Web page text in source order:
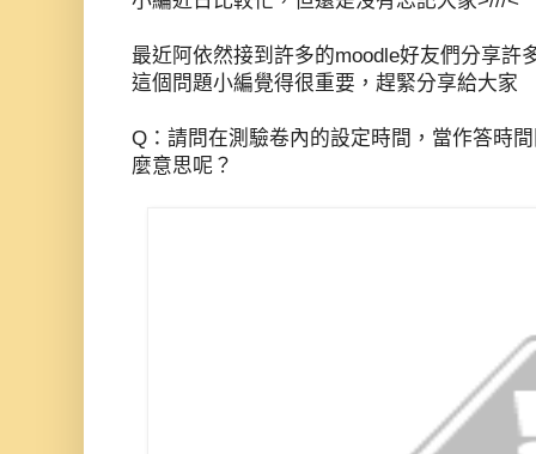
最近阿依然接到許多的moodle好友們分享許
這個問題小編覺得很重要，趕緊分享給大家
Q：請問在測驗卷內的設定時間，當作答時
麼意思呢？